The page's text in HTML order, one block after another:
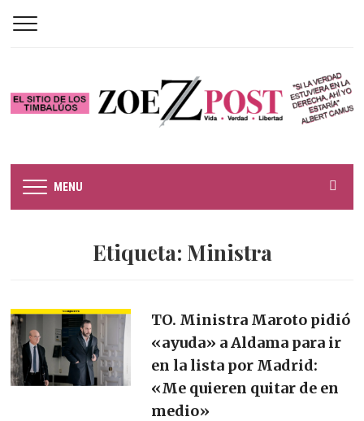
MENU
Etiqueta: Ministra
TO. Ministra Maroto pidió
«ayuda» a Aldama para ir
en la lista por Madrid:
«Me quieren quitar de en
medio»